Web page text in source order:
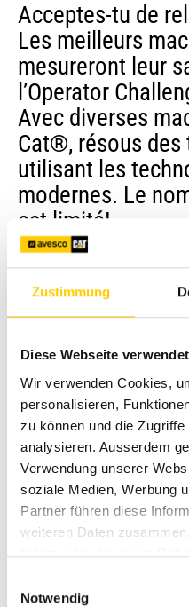
Zustimmung
Diese Webseite
Wir verwenden Cookies,
personalisieren,
zu können und die
analysieren. Ausserdem
Verwendung unserer
soziale Medien, Werbung
Partner führen diese
weiteren Daten
haben oder die sie im
Notwendig
Acceptes-tu de
Les meilleurs
mesureront leur
l’Operator
Avec diverses
Cat®, résous des
utilisant les
modernes. Le
est limité!
Date:15 et 16 mai
2020)
Lieu:Weiacher Kies
ci obtiendront les tickets
Challenge Cat en 2022 à
N’attends plus – inscris-
participants est limité.
Infos &